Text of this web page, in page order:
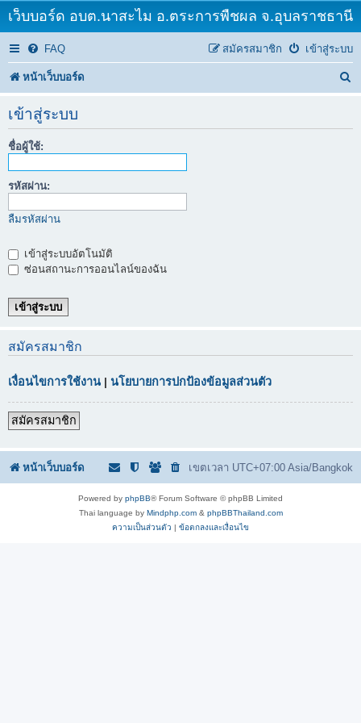
เว็บบอร์ด อบต.นาสะไม อ.ตระการพืชผล จ.อุบลราชธานี
FAQ เข้าสู่ระบบ
สมัครสมาชิก
หน้าเว็บบอร์ด
เข้าสู่ระบบ
ชื่อผู้ใช้:
รหัสผ่าน:
ลืมรหัสผ่าน
เข้าสู่ระบบอัตโนมัติ
ซ่อนสถานะการออนไลน์ของฉัน
สมัครสมาชิก
เงื่อนไขการใช้งาน | นโยบายการปกป้องข้อมูลส่วนตัว
สมัครสมาชิก
หน้าเว็บบอร์ด เขตเวลา UTC+07:00 Asia/Bangkok
Powered by phpBB® Forum Software © phpBB Limited
Thai language by Mindphp.com& phpBBThailand.com
ความเป็นส่วนตัว | ข้อตกลงและเงื่อนไข